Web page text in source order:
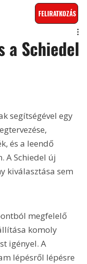
FELIRATKOZÁS
a Schiedel
segítségével egy
és a leendő
A Schiedel új
kiválasztása sem
megfelelő
komoly
igényel. A
lépésről lépésre